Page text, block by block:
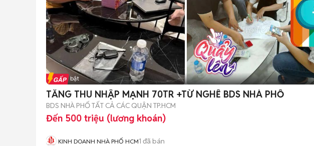
Tin nổi bật
TĂNG THU NHẬP MẠNH 70TR +TỪ NGHỀ BDS NHÀ PHỐ
BDS NHÀ PHỐ TẤT CẢ CÁC QUẬN TP.HCM
Đến 500 triệu (lương khoán)
KINH DOANH NHÀ PHỐ HCM1 đã bán